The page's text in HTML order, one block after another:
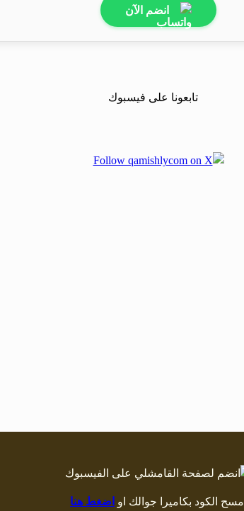
انضم الآن
امسح الكود بكاميرا جوالك او اضغط هنا